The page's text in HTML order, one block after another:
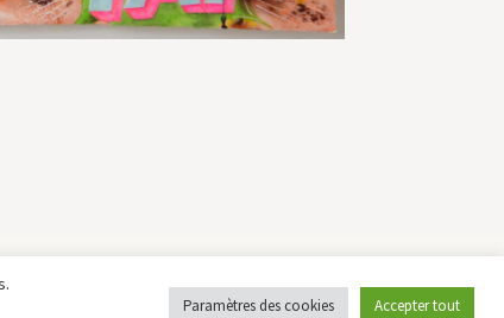
Paramètres des cookies Accepter tout